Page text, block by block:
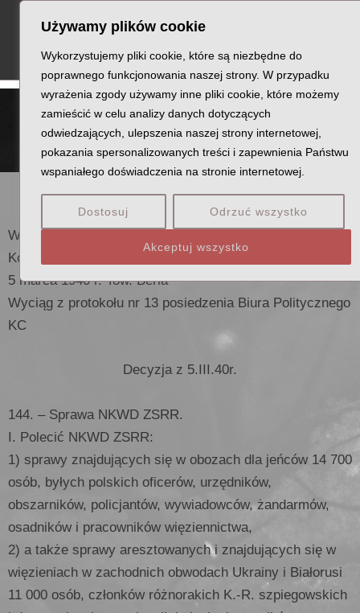
Używamy plików cookie
Wykorzystujemy pliki cookie, które są niezbędne do
poprawnego funkcjonowania naszej strony. W przypadku
wyrażenia zgody używamy inne pliki cookie, które możemy
zamieścić w celu analizy danych dotyczących
odwiedzających, ulepszenia naszej strony internetowej,
pokazania spersonalizowanych treści i zapewnienia Państwu
wspaniałego doświadczenia na stronie internetowej.
Dostosuj Odrzuć wszystko
Akceptuj wszystko
content
Zbrodnia w liczbach
ŚCIŚLE TAJNE
Wszechzwiązkowa Komunistyczna Partia Bolszewików.
Komitet Centralny Nr P13/144
5 marca 1940 r. Tow. Beria
Wyciąg z protokołu nr 13 posiedzenia Biura Politycznego
KC
Decyzja z 5.III.40r.
144. – Sprawa NKWD ZSRR.
I. Polecić NKWD ZSRR:
1) sprawy znajdujących się w obozach dla jeńców 14 700
osób, byłych polskich oficerów, urzędników,
obszarników, policjantów, wywiadowców, żandarmów,
osadników i pracowników więziennictwa,
2) a także sprawy aresztowanych i znajdujących się w
więzieniach w zachodnich obwodach Ukrainy i Białorusi
11 000 osób, członków różnorakich K.-R. szpiegowskich